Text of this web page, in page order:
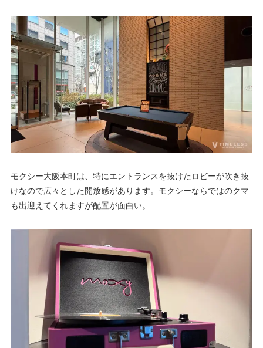
モクシー大阪本町は、特にエントランスを抜けたロビーが吹き抜
けなので広々とした開放感があります。モクシーならではのクマ
も出迎えてくれますが配置が面白い。